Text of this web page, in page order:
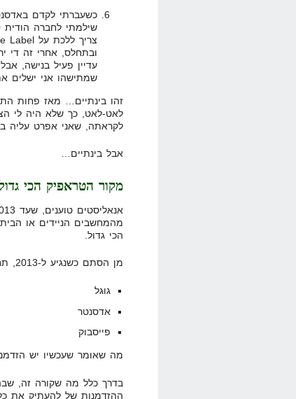
כשעברתי לקדם
ובתחלס, אחרי זה די
עדיין פעיל בנישה,
שמתישהו אני ישלים
זהו בינתיים… מאז פחות
לאט-לאט, כך שלא היה לי
לקראתה, שאני אפרט עליה
אבל בינתיים…
מקור הטראפיק הכי גדול ב-
מהמחשבים הניידים או
הכי גדול.
מן הסתם כשנגיע ל-2013, תחום הפרסום במובייל יהיה מוצף כמו שהיום:
גוגל
אדסנטר
פייסבוק
מה שאומר שעכשיו יש
בדרך כלל מה שקורה זה,
ההזדמנות של להעתיק את